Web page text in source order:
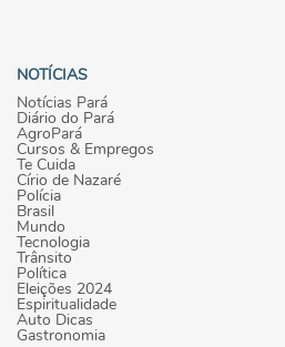
NOTÍCIAS
Notícias Pará
Diário do Pará
AgroPará
Cursos & Empregos
Te Cuida
Círio de Nazaré
Polícia
Brasil
Mundo
Tecnologia
Trânsito
Política
Eleições 2024
Espiritualidade
Auto Dicas
Gastronomia